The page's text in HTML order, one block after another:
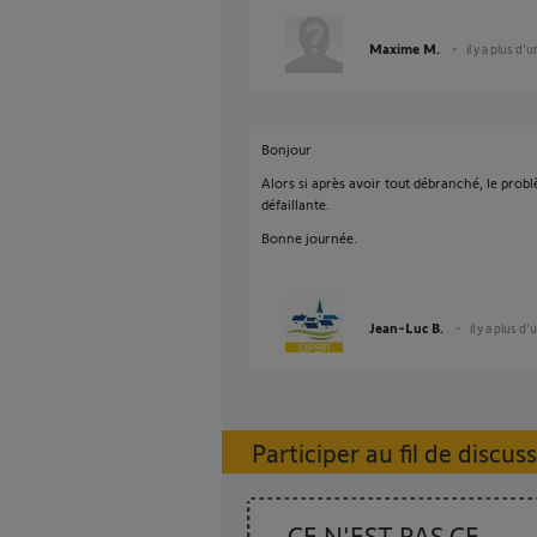
Maxime M. il y a plus
Bonjour
Alors si après avoir tout débranché, le
défaillante.
Bonne journée.
Jean-Luc B. il y a plus
Participer au fil de